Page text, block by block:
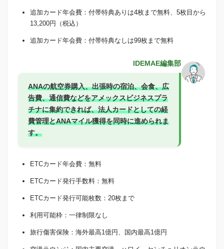
追加カード年会費：付帯特典ありは4枚まで無料、5枚目から
13,200円（税込）
追加カード年会費：付帯特典なしは99枚まで無料
IDEMAE編集部
ANAの航空券購入、出張時の宿泊、会食、広
告費、通信費などをアメックスビジネスプラ
チナに集約できれば、法人カードとしての経
費管理とANAマイル獲得を同時に進められま
す。
ETCカード年会費：無料
ETCカード発行手数料：無料
ETCカード発行可能枚数：20枚まで
利用可能枠：一律制限なし
旅行傷害保険：海外最高1億円、国内最高1億円